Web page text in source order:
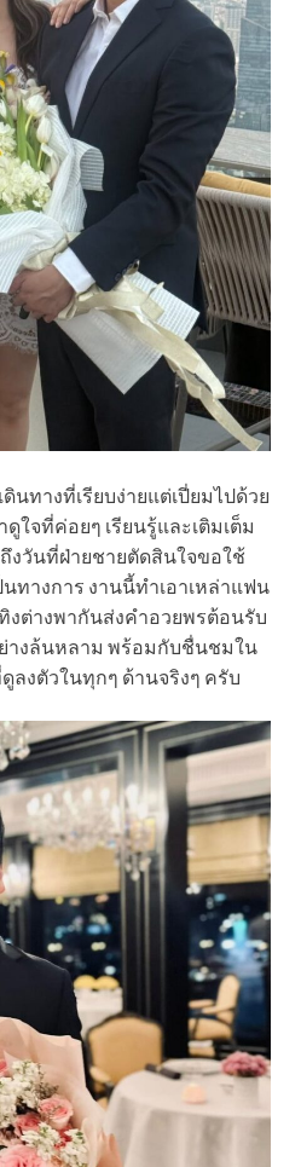
นทางที่เรียบง่ายแต่เปี่ยมไปด้วย
ใจที่ค่อยๆ เรียนรู้และเติมเต็ม
งวันที่ฝ่ายชายตัดสินใจขอใช้
ทางการ งานนี้ทำเอาเหล่าแฟน
งต่างพากันส่งคำอวยพรต้อนรับ
างล้นหลาม พร้อมกับชื่นชมใน
ลงตัวในทุกๆ ด้านจริงๆ ครับ